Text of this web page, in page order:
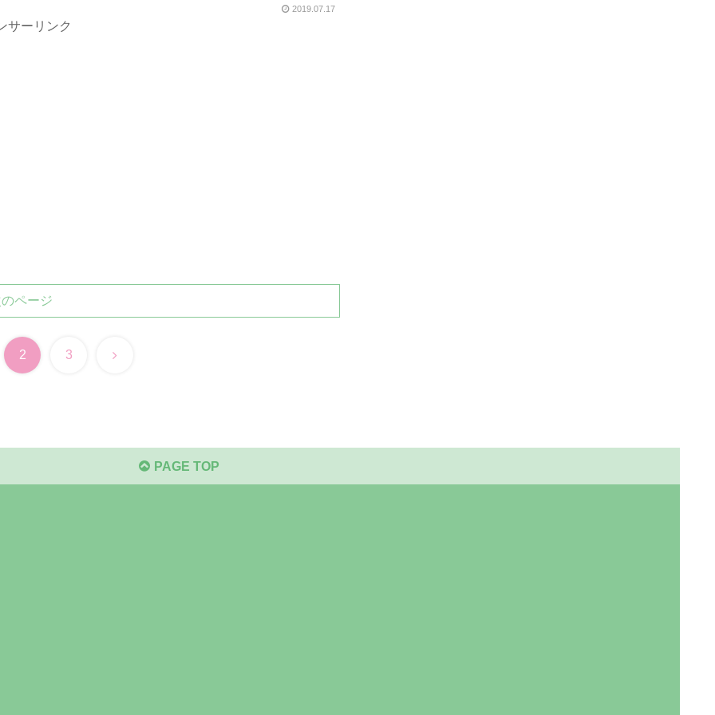
2019.07.17
サーリンク
ページ
2 3
PAGE TOP